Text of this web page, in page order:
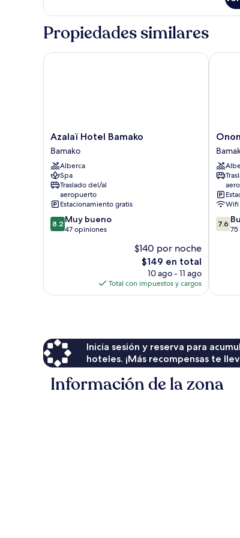
ejecutiva
Access)
Propiedades similares
Azalaï
Hotel
Bamako
Bamako
Azalaï Hotel Bamako
Bamako
Alberca
Spa
Traslado del/al
aeropuerto
Estacionamiento gratis
8.2
de
8.2 Muy bueno
47 opiniones
$140 por noche
El
precio
actual
es
$149 en total
10 ago - 11 ago
Total con impuestos y cargos
Azalaï Hotel Bamako
Hotel
Koura
Wifi
7.6
de
7.6
Inicia sesión y reserva para
hoteles. ¡Más recompensas te
Información de la zona